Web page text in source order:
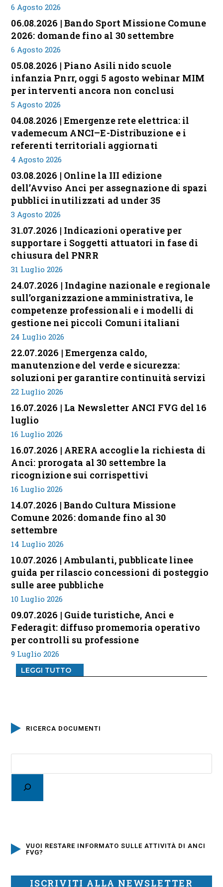
6 Agosto 2026
06.08.2026 | Bando Sport Missione Comune
2026: domande fino al 30 settembre
6 Agosto 2026
05.08.2026 | Piano Asili nido scuole
infanzia Pnrr, oggi 5 agosto webinar MIM
per interventi ancora non conclusi
5 Agosto 2026
04.08.2026 | Emergenze rete elettrica: il
vademecum ANCI–E-Distribuzione e i
referenti territoriali aggiornati
4 Agosto 2026
03.08.2026 | Online la III edizione
dell’Avviso Anci per assegnazione di spazi
pubblici inutilizzati ad under 35
3 Agosto 2026
31.07.2026 | Indicazioni operative per
supportare i Soggetti attuatori in fase di
chiusura del PNRR
31 Luglio 2026
24.07.2026 | Indagine nazionale e regionale
sull’organizzazione amministrativa, le
competenze professionali e i modelli di
gestione nei piccoli Comuni italiani
24 Luglio 2026
22.07.2026 | Emergenza caldo,
manutenzione del verde e sicurezza:
soluzioni per garantire continuità servizi
22 Luglio 2026
16.07.2026 | La Newsletter ANCI FVG del 16
luglio
16 Luglio 2026
16.07.2026 | ARERA accoglie la richiesta di
Anci: prorogata al 30 settembre la
ricognizione sui corrispettivi
16 Luglio 2026
14.07.2026 | Bando Cultura Missione
Comune 2026: domande fino al 30
settembre
14 Luglio 2026
10.07.2026 | Ambulanti, pubblicate linee
guida per rilascio concessioni di posteggio
sulle aree pubbliche
10 Luglio 2026
09.07.2026 | Guide turistiche, Anci e
Federagit: diffuso promemoria operativo
per controlli su professione
9 Luglio 2026
LEGGI TUTTO
RICERCA DOCUMENTI
VUOI RESTARE INFORMATO SULLE ATTIVITÀ DI ANCI
FVG?
ISCRIVITI ALLA NEWSLETTER